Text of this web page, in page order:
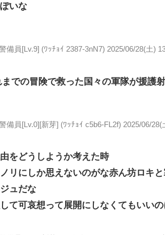
いな
備員[Lv.9] (ﾜｯﾁｮｲ 2387-3nN7) 2025/06/28(土)
での冒険で救った国々の軍隊が援護
備員[Lv.0][新芽] (ﾜｯﾁｮｲ c5b6-FL2f) 2025/06/
をどうしようか考えた時
リにしか思えないのがな赤ん坊ロキ
ュだな
て可哀想って展開にしなくてもいい